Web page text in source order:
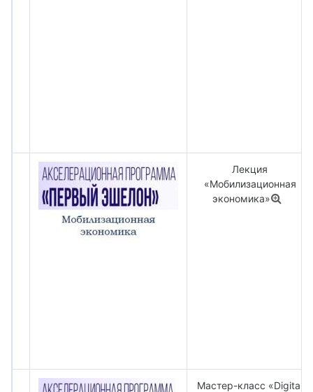
Лекция
«Мобилизационная
экономика»
Мастер-класс «Digital